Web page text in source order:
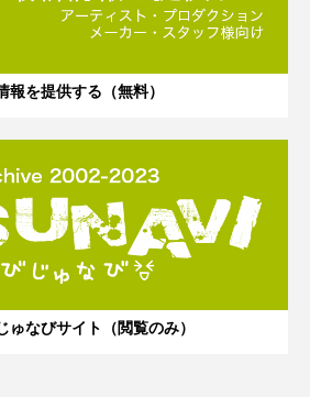
報を提供する（無料）
ゅなびサイト（閲覧のみ）